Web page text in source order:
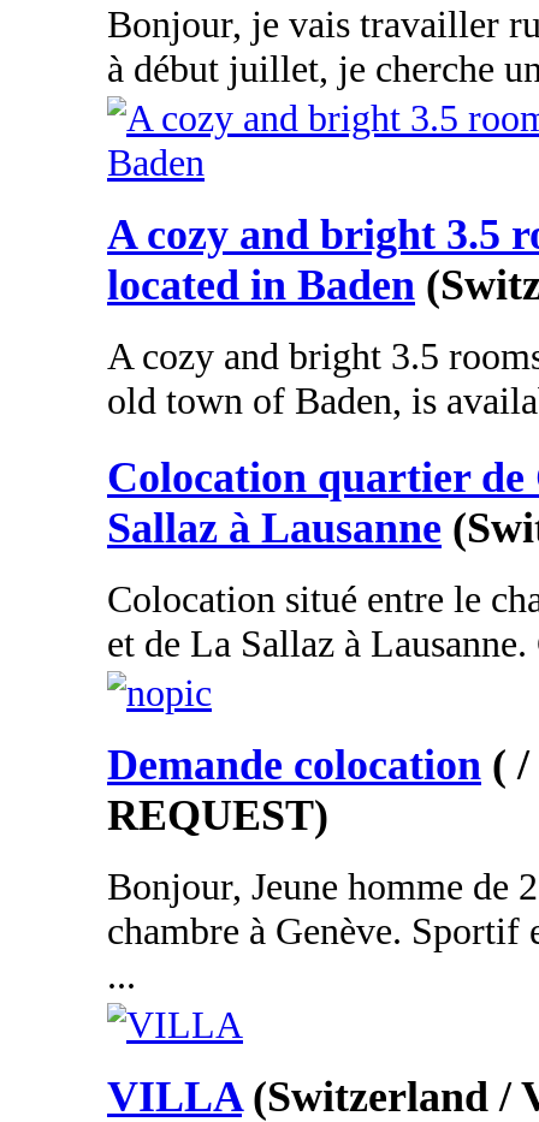
Bonjour, je vais travailler
à début juillet, je cherche
A cozy and bright 3.5
located in Baden
A cozy and bright 3.5
old town of Baden, is
Colocation quartier
Sallaz à Lausanne
Colocation situé entre le
et de La Sallaz à
Demande colocation ( /
REQUEST)
Bonjour, Jeune homme de
chambre à Genève.
...
VILLA (Switzerland /